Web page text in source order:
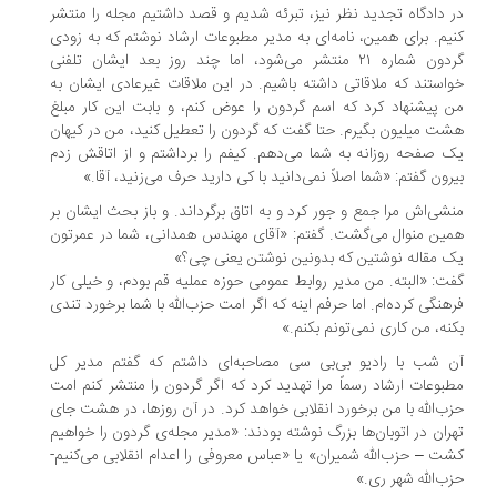
دادگاه تجدید نظر نیز، تبرئه شدیم و قصد داشتیم مجله را منتشر
برای همین، نامه‌ای به مدیر مطبوعات ارشاد نوشتم که به زودی
گردون شماره ۲۱ منتشر می‌شود، اما چند روز بعد ایشان تلفنی
که ملاقاتی داشته باشیم. در این ملاقات غیرعادی ایشان به
پیشنهاد کرد که اسم گردون را عوض کنم، و بابت این کار مبلغ
میلیون بگیرم. حتا گفت که گردون را تعطیل کنید، من در کیهان
صفحه روزانه به شما می‌دهم. کیفم را برداشتم و از اتاقش زدم
گفتم: «شما اصلاً نمی‌دانید با کی دارید حرف می‌زنید، آقا.»
مرا جمع و جور کرد و به اتاق برگرداند. و باز بحث ایشان بر
منوال می‌گشت. گفتم: «آقای مهندس همدانی، شما در عمرتون
مقاله نوشتین که بدونین نوشتن یعنی چی؟»
«البته. من مدیر روابط عمومی حوزه عملیه قم بودم، و خیلی کار
کرده‌ام. اما حرفم اینه که اگر امت حزب‌الله با شما برخورد تندی
من کاری نمی‌تونم بکنم.»
شب با رادیو بی‌بی سی مصاحبه‌ای داشتم که گفتم مدیر کل
ارشاد رسماً مرا تهدید کرد که اگر گردون را منتشر کنم امت
با من برخورد انقلابی خواهد کرد. در آن روزها، در هشت جای
در اتوبان‌ها بزرگ نوشته بودند: «مدیر مجله‌ی گردون را خواهیم
– حزب‌الله شمیران» یا «عباس معروفی را اعدام انقلابی می‌کنیم-
شهر ری.»